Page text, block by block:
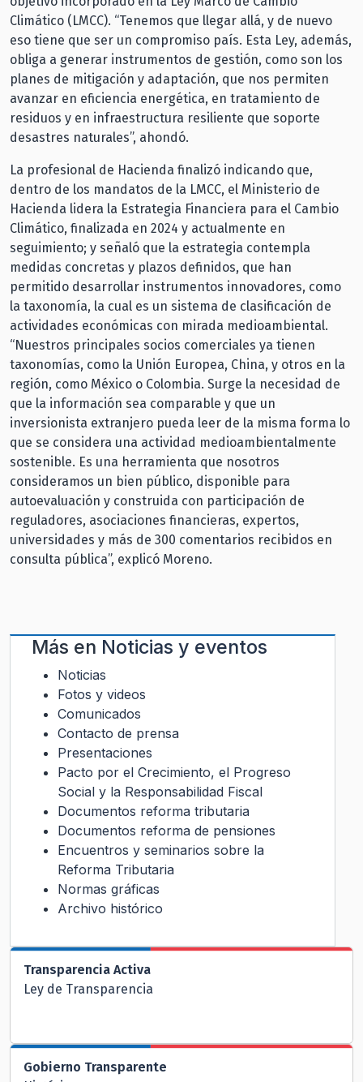
Climático (LMCC). “Tenemos que llegar allá, y de nuevo
eso tiene que ser un compromiso país. Esta Ley, además,
obliga a generar instrumentos de gestión, como son los
planes de mitigación y adaptación, que nos permiten
avanzar en eficiencia energética, en tratamiento de
residuos y en infraestructura resiliente que soporte
desastres naturales”, ahondó.
La profesional de Hacienda finalizó indicando que,
dentro de los mandatos de la LMCC, el Ministerio de
Hacienda lidera la Estrategia Financiera para el Cambio
Climático, finalizada en 2024 y actualmente en
seguimiento; y señaló que la estrategia contempla
medidas concretas y plazos definidos, que han
permitido desarrollar instrumentos innovadores, como
la taxonomía, la cual es un sistema de clasificación de
actividades económicas con mirada medioambiental.
“Nuestros principales socios comerciales ya tienen
taxonomías, como la Unión Europea, China, y otros en la
región, como México o Colombia. Surge la necesidad de
que la información sea comparable y que un
inversionista extranjero pueda leer de la misma forma lo
que se considera una actividad medioambientalmente
sostenible. Es una herramienta que nosotros
consideramos un bien público, disponible para
autoevaluación y construida con participación de
reguladores, asociaciones financieras, expertos,
universidades y más de 300 comentarios recibidos en
consulta pública”, explicó Moreno.
Más en Noticias y eventos
Noticias
Fotos y videos
Comunicados
Contacto de prensa
Presentaciones
Pacto por el Crecimiento, el Progreso
Social y la Responsabilidad Fiscal
Documentos reforma tributaria
Documentos reforma de pensiones
Encuentros y seminarios sobre la
Reforma Tributaria
Normas gráficas
Archivo histórico
Transparencia Activa
Ley de Transparencia
Gobierno Transparente